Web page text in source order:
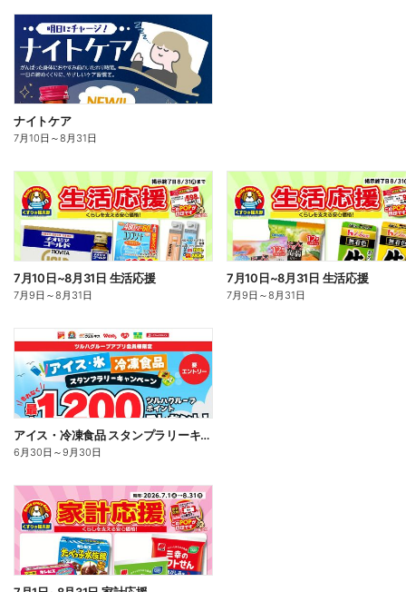
ナイトケア
7月10日 ～8月31日
7月10日~8月31日 生活応援
7月9日 ～8月31日
7月10日~8月31日 生活応援
7月9日 ～8月31日
アイス・冷凍食品 スタンプラリーキャンペーン
6月30日 ～9月30日